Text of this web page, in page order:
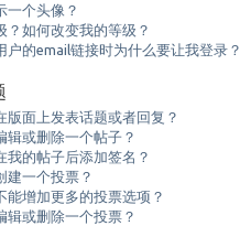
一个头像？
？如何改变我的等级？
户的email链接时为什么要让我登录？
版面上发表话题或者回复？
辑或删除一个帖子？
我的帖子后添加签名？
建一个投票？
能增加更多的投票选项？
辑或删除一个投票？